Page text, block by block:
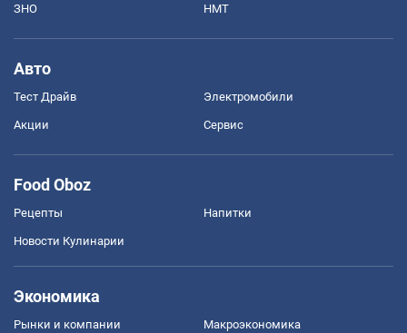
ЗНО НМТ
Авто
Тест Драйв Электромобили
Акции Сервис
Food Oboz
Рецепты Напитки
Новости Кулинарии
Экономика
Рынки и компании Mакроэкономика